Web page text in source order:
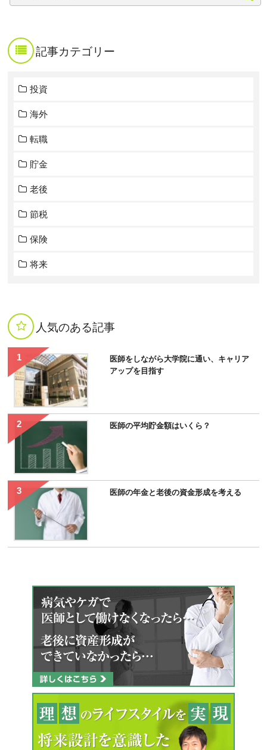
記事カテゴリー
投資
海外
転職
貯金
老後
節税
保険
将来
人気のある記事
医師をしながら大学院に通い、キャリア
アップを目指す
医師の平均貯金額はいくら？
医師の年金と老後の資金形成を考える